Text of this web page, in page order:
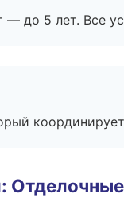
до 5 лет. Все